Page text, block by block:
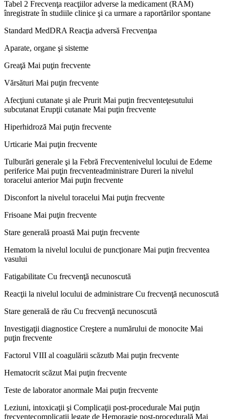
Tabel 2 Frecvenţa reacţiilor adverse la medicament (RAM)
înregistrate în studiile clinice şi ca urmare a raportărilor spontane
Standard MedDRA Reacţia adversă Frecvenţaa
Aparate, organe şi sisteme
Greaţă Mai puţin frecvente
Vărsături Mai puţin frecvente
Afecţiuni cutanate şi ale Prurit Mai puţin frecventeţesutului
subcutanat Erupţii cutanate Mai puţin frecvente
Hiperhidroză Mai puţin frecvente
Urticarie Mai puţin frecvente
Tulburări generale şi la Febră Frecventenivelul locului de Edeme
periferice Mai puţin frecventeadministrare Dureri la nivelul
toracelui anterior Mai puţin frecvente
Disconfort la nivelul toracelui Mai puţin frecvente
Frisoane Mai puţin frecvente
Stare generală proastă Mai puţin frecvente
Hematom la nivelul locului de puncţionare Mai puţin frecventea
vasului
Fatigabilitate Cu frecvenţă necunoscută
Reacţii la nivelul locului de administrare Cu frecvenţă necunoscută
Stare generală de rău Cu frecvenţă necunoscută
Investigaţii diagnostice Creştere a numărului de monocite Mai
puţin frecvente
Factorul VIII al coagulării scăzutb Mai puţin frecvente
Hematocrit scăzut Mai puţin frecvente
Teste de laborator anormale Mai puţin frecvente
Leziuni, intoxicaţii şi Complicaţii post-procedurale Mai puţin
frecventecomplicaţii legate de Hemoragie post-procedurală Mai